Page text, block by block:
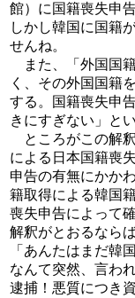
館）に国籍喪失申
しかし韓国に国籍
せんね。
また、「外国国
く、その外国国籍
する。国籍喪失申
きにすぎない」と
ところがこの解
による日本国籍喪
申告の有無にかか
籍取得による韓国
喪失申告によって
解釈がとおるなら
「あんたはまだ韓
なんて突然、言わ
逮捕！悪質につき